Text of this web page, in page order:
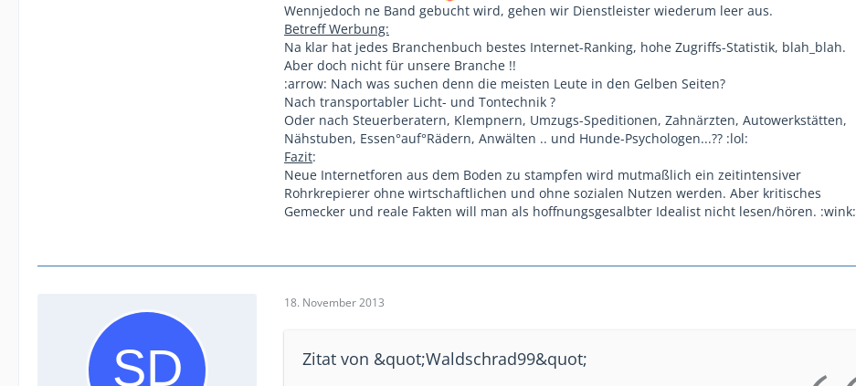
Wennjedoch ne Band gebucht wird, gehen wir Dienstleister wiederum leer aus.
Betreff Werbung:
Na klar hat jedes Branchenbuch bestes Internet-Ranking, hohe Zugriffs-Statistik, blah_blah.
Aber doch nicht für unsere Branche !!
:arrow: Nach was suchen denn die meisten Leute in den Gelben Seiten?
Nach transportabler Licht- und Tontechnik ?
Oder nach Steuerberatern, Klempnern, Umzugs-Speditionen, Zahnärzten, Autowerkstätten,
Nähstuben, Essen°auf°Rädern, Anwälten .. und Hunde-Psychologen...?? :lol:
Fazit:
Neue Internetforen aus dem Boden zu stampfen wird mutmaßlich ein zeitintensiver
Rohrkrepierer ohne wirtschaftlichen und ohne sozialen Nutzen werden. Aber kritisches
Gemecker und reale Fakten will man als hoffnungsgesalbter Idealist nicht lesen/hören. :wink:
18. November 2013
Zitat von &quot;Waldschrad99&quot;